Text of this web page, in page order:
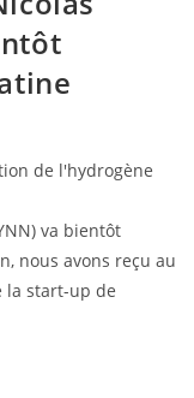
de l'hydrogène
va bientôt
nous avons reçu au
la start-up de